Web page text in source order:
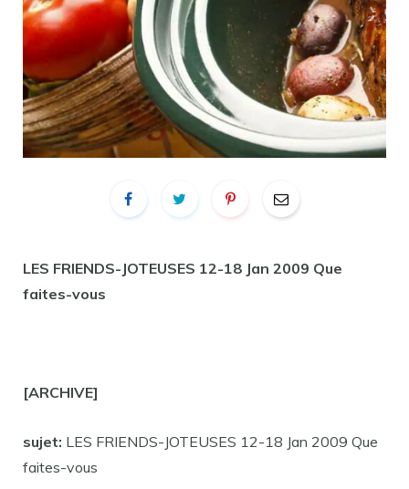
LES FRIENDS-JOTEUSES 12-18 Jan 2009 Que
faites-vous
[ARCHIVE]
sujet: LES FRIENDS-JOTEUSES 12-18 Jan 2009 Que
faites-vous